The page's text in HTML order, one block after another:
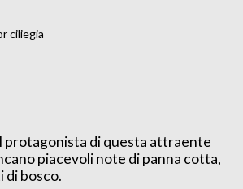
ciliegia
protagonista di questa attraente
piacevoli note di panna cotta,
bosco.